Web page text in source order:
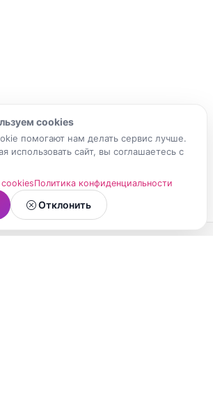
cookies
помогают нам делать сервис лучше.
использовать сайт, вы соглашаетесь с
Политика конфиденциальности
Отклонить